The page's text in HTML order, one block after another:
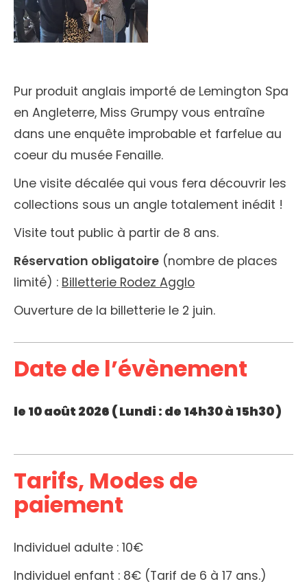
Pur produit anglais importé de Lemington Spa
en Angleterre, Miss Grumpy vous entraîne
dans une enquête improbable et farfelue au
coeur du musée Fenaille.
Une visite décalée qui vous fera découvrir les
collections sous un angle totalement inédit !
Visite tout public à partir de 8 ans.
Réservation obligatoire (nombre de places
limité) : Billetterie Rodez Agglo
Ouverture de la billetterie le 2 juin.
Date de l’évènement
le 10 août 2026 (Lundi : de 14h30 à 15h30 )
Tarifs, Modes de
paiement
Individuel adulte : 10€
Individuel enfant : 8€ (Tarif de 6 à 17 ans.)